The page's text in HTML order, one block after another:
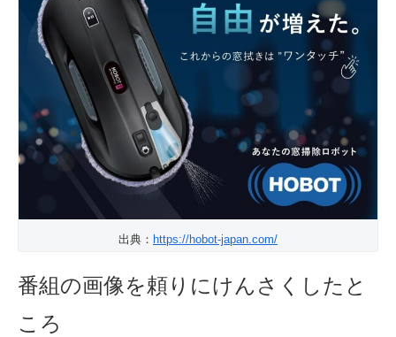
出典： https://hobot-japan.com/
番組の画像を頼りにけんさくしたと
ころ